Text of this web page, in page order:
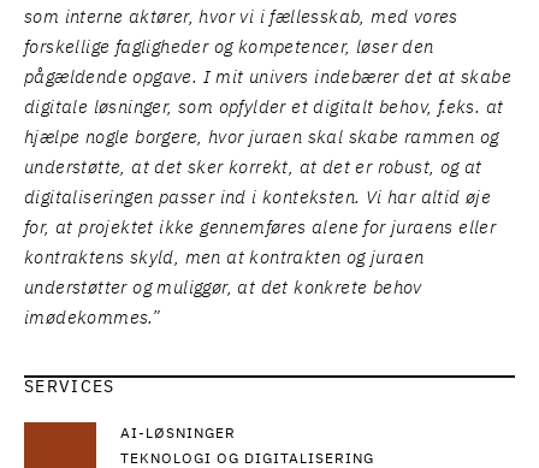
som interne aktører, hvor vi i fællesskab, med vores
forskellige fagligheder og kompetencer, løser den
pågældende opgave. I mit univers indebærer det at skabe
digitale løsninger, som opfylder et digitalt behov, f.eks. at
hjælpe nogle borgere, hvor juraen skal skabe rammen og
understøtte, at det sker korrekt, at det er robust, og at
digitaliseringen passer ind i konteksten. Vi har altid øje
for, at projektet ikke gennemføres alene for juraens eller
kontraktens skyld, men at kontrakten og juraen
understøtter og muliggør, at det konkrete behov
imødekommes.”
SERVICES
AI-LØSNINGER
TEKNOLOGI OG DIGITALISERING